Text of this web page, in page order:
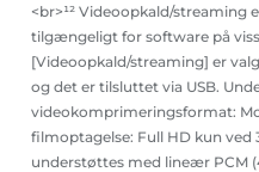
<br>¹² Videoopkald/streaming
tilgængeligt for software på
[Videoopkald/streaming] er
og det er tilsluttet via USB.
videokomprimeringsformat:
filmoptagelse: Full HD kun ved
understøttes med lineær PCM